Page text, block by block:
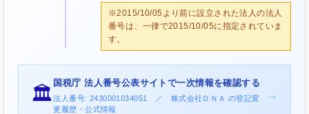
※2015/10/05より前に設立された法人の法人
番号は、一律で2015/10/05に指定されていま
す。
🏛️
国税庁 法人番号公表サイトで一次情報を確認する
法人番号: 2430001034051 ／ 株式会社ＤＮＡ の登記変
更履歴・公式情報
→